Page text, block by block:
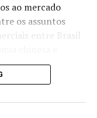
a pimentas
em Canal Rural .
ao mercado
os assuntos
entre Brasil
brasileira no
das mudanças